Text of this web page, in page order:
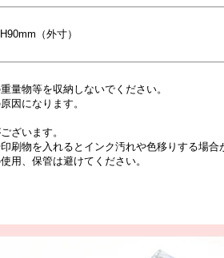
（外寸）
量物等を収納しないでください。
因になります。
ざいます。
刷物を入れるとインク汚れや色移りする場合
用、保管は避けてください。